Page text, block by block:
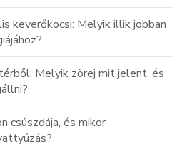
keverőkocsi: Melyik illik jobban
Melyik zörej mit jelent, és
csúszdája, és mikor